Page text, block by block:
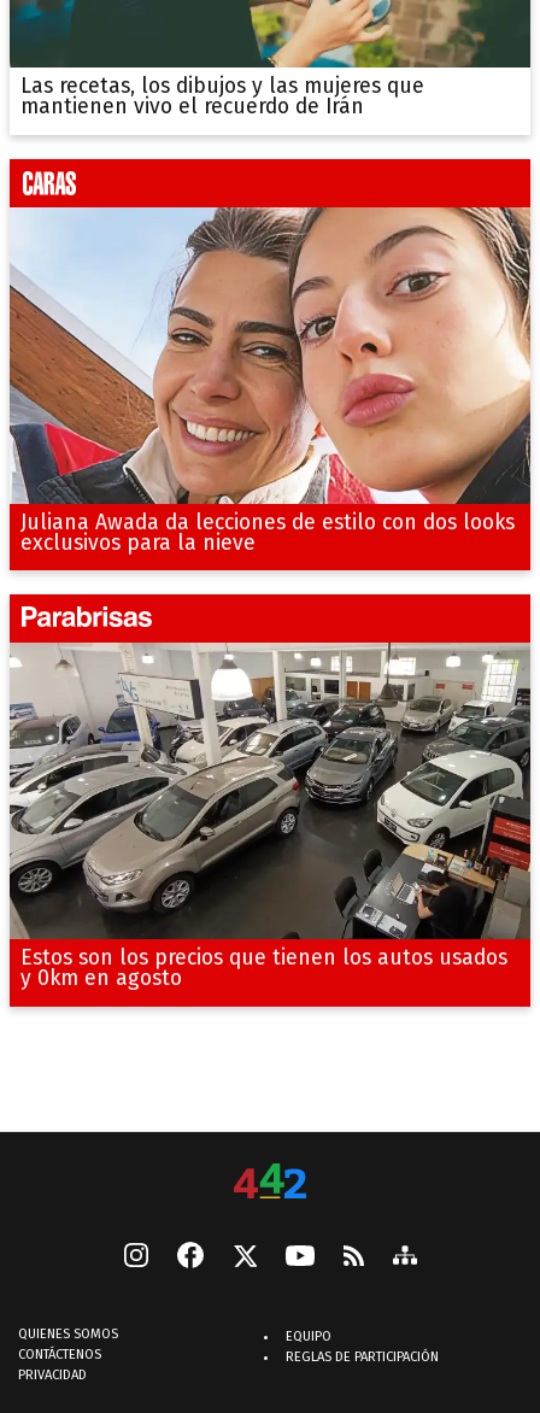
Las recetas, los dibujos y las mujeres que
mantienen vivo el recuerdo de Irán
Juliana Awada da lecciones de estilo con dos looks
exclusivos para la nieve
Estos son los precios que tienen los autos usados
y 0km en agosto
QUIENES SOMOS
CONTÁCTENOS
PRIVACIDAD
EQUIPO
REGLAS DE PARTICIPACIÓN